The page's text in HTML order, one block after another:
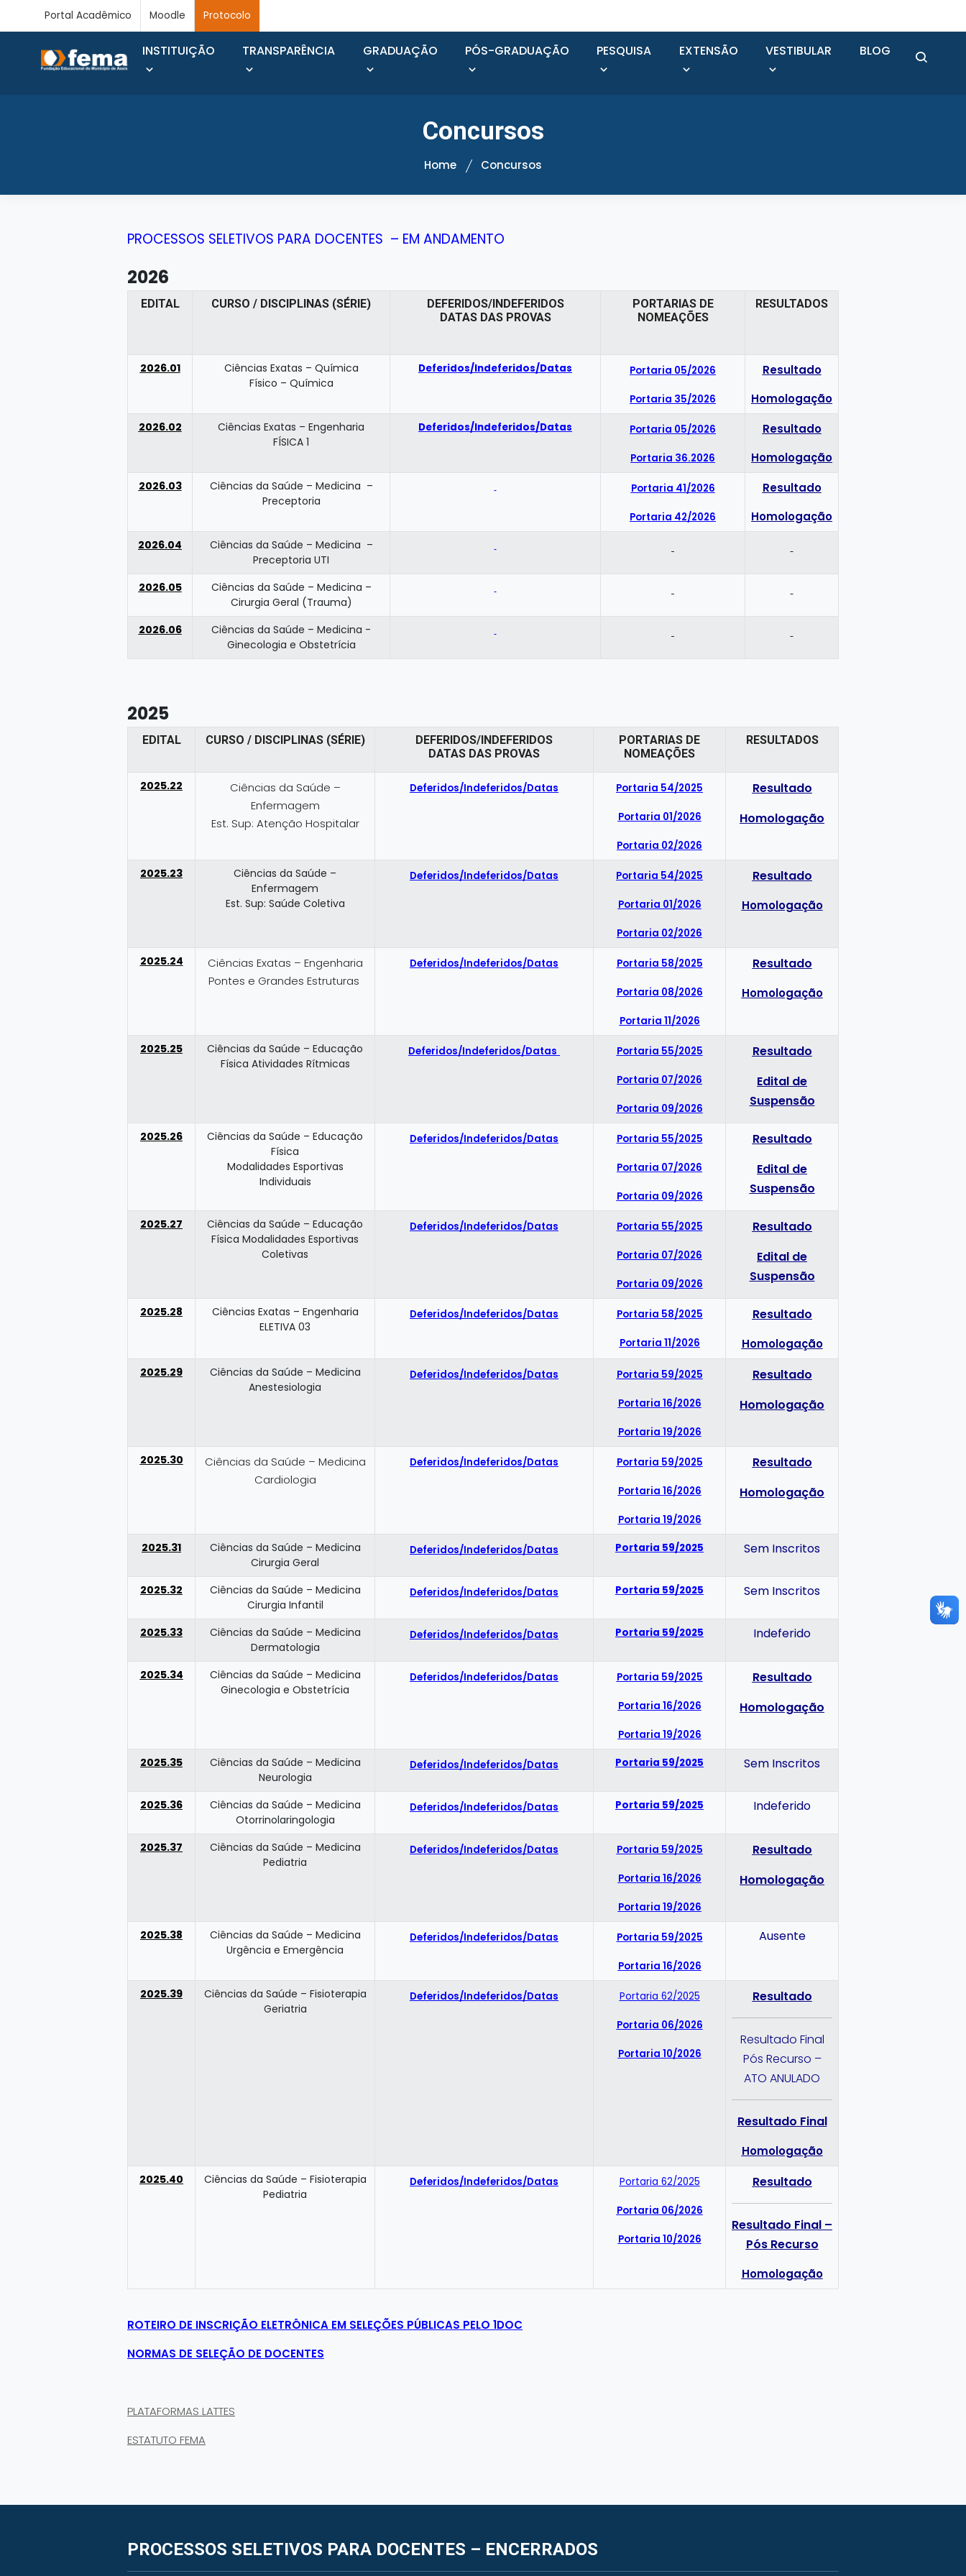
Portal Acadêmico Moodle Protocolo
INSTITUIÇÃO TRANSPARÊNCIA GRADUAÇÃO PÓS-GRADUAÇÃO PESQUISA EXTENSÃO VESTIBULAR BLOG
Concursos
Home Concursos
PROCESSOS SELETIVOS PARA DOCENTES – EM ANDAMENTO
2026
EDITAL CURSO / DISCIPLINAS (SÉRIE)
DEFERIDOS/INDEFERIDOS
DATAS DAS PROVAS
PORTARIAS DE
NOMEAÇÕES
RESULTADOS
2026.01
Ciências Exatas – Química
Físico – Química
Deferidos/Indeferidos/Datas Portaria 05/2026
Portaria 35/2026
Resultado
Homologação
2026.02
Ciências Exatas – Engenharia
FÍSICA 1
Deferidos/Indeferidos/Datas Portaria 05/2026
Portaria 36.2026
Resultado
Homologação
2026.03
Ciências da Saúde – Medicina –
Preceptoria
Portaria 41/2026
Portaria 42/2026
Resultado
Homologação
2026.04
Ciências da Saúde – Medicina –
Preceptoria UTI
2026.05
Ciências da Saúde – Medicina –
Cirurgia Geral (Trauma)
2026.06
Ciências da Saúde – Medicina -
Ginecologia e Obstetrícia
2025
EDITAL CURSO / DISCIPLINAS (SÉRIE)
DEFERIDOS/INDEFERIDOS
DATAS DAS PROVAS
PORTARIAS DE
NOMEAÇÕES
RESULTADOS
2025.22
Ciências da Saúde –
Enfermagem
Est. Sup: Atenção Hospitalar
Deferidos/Indeferidos/Datas Portaria 54/2025
Portaria 01/2026
Portaria 02/2026
Resultado
Homologação
2025.23
Ciências da Saúde –
Enfermagem
Est. Sup: Saúde Coletiva
Deferidos/Indeferidos/Datas Portaria 54/2025
Portaria 01/2026
Portaria 02/2026
Resultado
Homologação
2025.24
Ciências Exatas – Engenharia
Pontes e Grandes Estruturas
Deferidos/Indeferidos/Datas Portaria 58/2025
Portaria 08/2026
Portaria 11/2026
Resultado
Homologação
2025.25
Ciências da Saúde – Educação
Física Atividades Rítmicas
Deferidos/Indeferidos/Datas Portaria 55/2025
Portaria 07/2026
Portaria 09/2026
Resultado
Edital de
Suspensão
2025.26
Ciências da Saúde – Educação
Física
Modalidades Esportivas
Individuais
Deferidos/Indeferidos/Datas Portaria 55/2025
Portaria 07/2026
Portaria 09/2026
Resultado
Edital de
Suspensão
2025.27
Ciências da Saúde – Educação
Física Modalidades Esportivas
Coletivas
Deferidos/Indeferidos/Datas Portaria 55/2025
Portaria 07/2026
Portaria 09/2026
Resultado
Edital de
Suspensão
2025.28
Ciências Exatas – Engenharia
ELETIVA 03
Deferidos/Indeferidos/Datas Portaria 58/2025
Portaria 11/2026
Resultado
Homologação
2025.29
Ciências da Saúde – Medicina
Anestesiologia
Deferidos/Indeferidos/Datas Portaria 59/2025
Portaria 16/2026
Portaria 19/2026
Resultado
Homologação
2025.30
Ciências da Saúde – Medicina
Cardiologia
Deferidos/Indeferidos/Datas Portaria 59/2025
Portaria 16/2026
Portaria 19/2026
Resultado
Homologação
2025.31
Ciências da Saúde – Medicina
Cirurgia Geral
Deferidos/Indeferidos/Datas Portaria 59/2025 Sem Inscritos
2025.32
Ciências da Saúde – Medicina
Cirurgia Infantil
Deferidos/Indeferidos/Datas Portaria 59/2025 Sem Inscritos
2025.33
Ciências da Saúde – Medicina
Dermatologia
Deferidos/Indeferidos/Datas Portaria 59/2025 Indeferido
2025.34
Ciências da Saúde – Medicina
Ginecologia e Obstetrícia
Deferidos/Indeferidos/Datas Portaria 59/2025
Portaria 16/2026
Portaria 19/2026
Resultado
Homologação
2025.35
Ciências da Saúde – Medicina
Neurologia
Deferidos/Indeferidos/Datas Portaria 59/2025 Sem Inscritos
2025.36
Ciências da Saúde – Medicina
Otorrinolaringologia
Deferidos/Indeferidos/Datas Portaria 59/2025 Indeferido
2025.37
Ciências da Saúde – Medicina
Pediatria
Deferidos/Indeferidos/Datas Portaria 59/2025
Portaria 16/2026
Portaria 19/2026
Resultado
Homologação
2025.38
Ciências da Saúde – Medicina
Urgência e Emergência
Deferidos/Indeferidos/Datas Portaria 59/2025
Portaria 16/2026
Ausente
2025.39
Ciências da Saúde – Fisioterapia
Geriatria
Deferidos/Indeferidos/Datas Portaria 62/2025
Portaria 06/2026
Portaria 10/2026
Resultado
Resultado Final
Pós Recurso –
ATO ANULADO
Resultado Final
Homologação
2025.40
Ciências da Saúde – Fisioterapia
Pediatria
Deferidos/Indeferidos/Datas Portaria 62/2025
Portaria 06/2026
Portaria 10/2026
Resultado
Resultado Final –
Pós Recurso
Homologação
ROTEIRO DE INSCRIÇÃO ELETRÔNICA EM SELEÇÕES PÚBLICAS PELO 1DOC
NORMAS DE SELEÇÃO DE DOCENTES
PLATAFORMAS LATTES
ESTATUTO FEMA
PROCESSOS SELETIVOS PARA DOCENTES – ENCERRADOS